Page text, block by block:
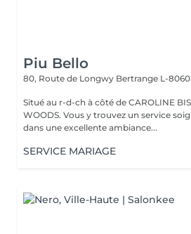
Piu Bello
80, Route de Longwy Bertrange L-8060
Situé au r-d-ch à côté de CAROLINE BISS et vis-â-vis de RIVER
WOODS. Vous y trouvez un service soigné et professionnel
dans une excellente ambiance...
SERVICE MARIAGE